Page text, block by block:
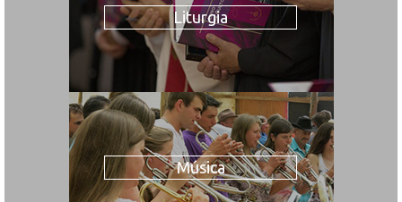
Liturgia
Música